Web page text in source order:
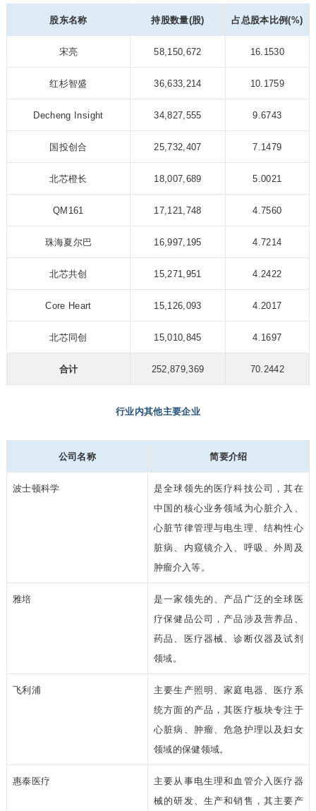
股东名称 持股数量(股) 占总股本比例(%)
宋亮 58,150,672 16.1530
红杉智盛 36,633,214 10.1759
Decheng Insight 34,827,555 9.6743
国投创合 25,732,407 7.1479
北芯橙长 18,007,689 5.0021
QM161 17,121,748 4.7560
珠海夏尔巴 16,997,195 4.7214
北芯共创 15,271,951 4.2422
Core Heart 15,126,093 4.2017
北芯同创 15,010,845 4.1697
合计 252,879,369 70.2442
行业内其他主要企业
公司名称 简要介绍
波士顿科学
是全球领先的医疗科技公司，其在
中国的核心业务领域为心脏介入、
心脏节律管理与电生理、结构性心
脏病、内窥镜介入、呼吸、外周及
肿瘤介入等。
雅培
是一家领先的、产品广泛的全球医
疗保健品公司，产品涉及营养品、
药品、医疗器械、诊断仪器及试剂
领域。
飞利浦
主要生产照明、家庭电器、医疗系
统方面的产品，其医疗板块专注于
心脏病、肿瘤、危急护理以及妇女
领域的保健领域。
惠泰医疗
主要从事电生理和血管介入医疗器
械的研发、生产和销售，其主要产